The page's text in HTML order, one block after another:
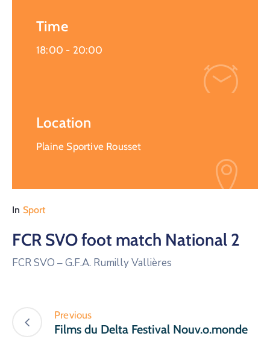
Time
18:00 - 20:00
Location
Plaine Sportive Rousset
In Sport
FCR SVO foot match National 2
FCR SVO – G.F.A. Rumilly Vallières
Previous
Films du Delta Festival Nouv.o.monde